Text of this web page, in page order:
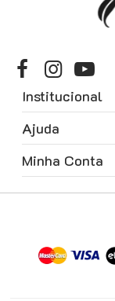
Institucional
Ajuda
Minha Conta